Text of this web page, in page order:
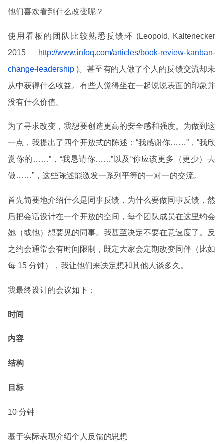
他们喜欢看到什么改变呢？
使用看板的团队比较熟悉反馈环 (Leopold, Kaltenecker
2015
http://www.infoq.com/articles/book-review-kanban-
change-leadership)。甚至有的人做了个人的反馈交流却未
从中获得什么收益。有些人觉得坐在一起说说表面的印象并
没有什么价值。
为了寻求改变，我想要创造更高的安全感和强度。为做到这
一点，我提出了四个开放式的陈述：“我感谢你……”，“我欣
赏你的……”，“我恳请你……”以及“你应该更多（更少）去
做……”，这些陈述能激发一系列平等的一对一的交流。
首先简要地介绍什么是同事反馈，为什么要做同事反馈，然
后把会话设计在一个开放的空间，每个团队成员在这里约会
她（或他）想要见的同事。我甚至决定不要在意速度了。反
之约会通常会有时间限制，既定大家会定期改变同伴（比如
每 15 分钟），我让他们来决定想和其他人谈多久。
我最终设计的会议如下：
时间
内容
结构
目标
10 分钟
基于实际表现介绍个人反馈的思想